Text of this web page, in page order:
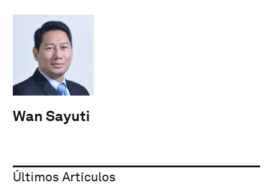
Wan Sayuti
Últimos Artículos